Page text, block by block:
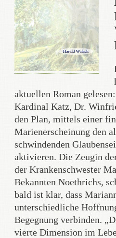
aktuellen Roman
Kardinal Katz, Dr.
den Plan, mittels einer
Marienerscheinung den
schwindenden
aktivieren. Die Zeugin
der Krankenschwester
Bekannten Noethrichs,
bald ist klar, dass
unterschiedliche
Begegnung verbinden.
vierte Dimension im